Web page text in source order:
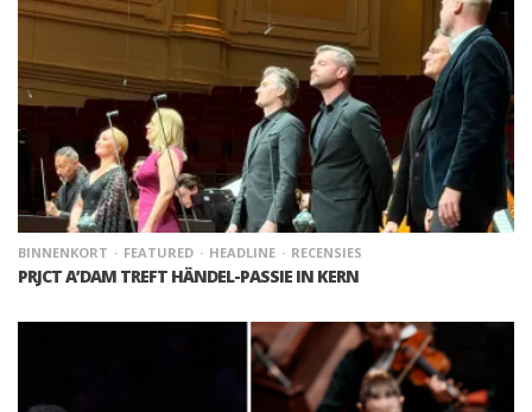
BINNENKORT FEATURED HEADLINE RECENSIES
PRJCT A’DAM TREFT HÄNDEL-PASSIE IN KERN